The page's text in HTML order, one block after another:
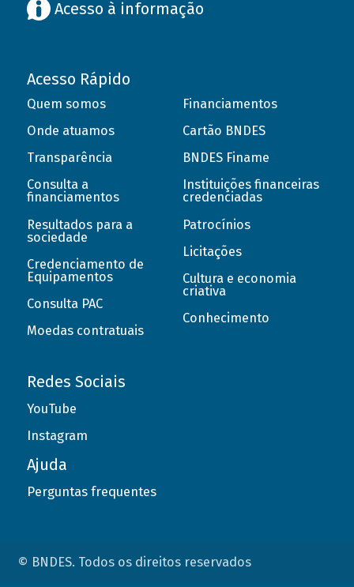
Acesso à informação
Acesso Rápido
Quem somos
Onde atuamos
Transparência
Consulta a
financiamentos
Resultados para a
sociedade
Credenciamento de
Equipamentos
Consulta PAC
Moedas contratuais
Financiamentos
Cartão BNDES
BNDES Finame
Instituições financeiras
credenciadas
Patrocínios
Licitações
Cultura e economia
criativa
Conhecimento
Redes Sociais
YouTube
Instagram
Ajuda
Perguntas frequentes
© BNDES. Todos os direitos reservados